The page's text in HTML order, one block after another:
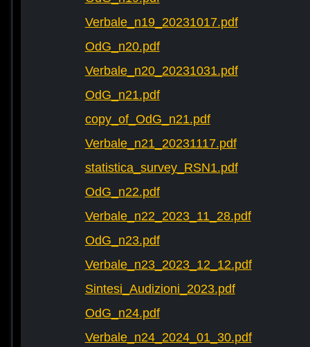
Verbale_n19_20231017.pdf
OdG_n20.pdf
Verbale_n20_20231031.pdf
OdG_n21.pdf
copy_of_OdG_n21.pdf
Verbale_n21_20231117.pdf
statistica_survey_RSN1.pdf
OdG_n22.pdf
Verbale_n22_2023_11_28.pdf
OdG_n23.pdf
Verbale_n23_2023_12_12.pdf
Sintesi_Audizioni_2023.pdf
OdG_n24.pdf
Verbale_n24_2024_01_30.pdf